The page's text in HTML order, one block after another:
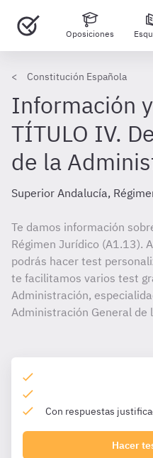
Oposiciones
Constitución Española
Información
TÍTULO IV.
de la
Superior Andalucía,
Te damos información
Régimen Jurídico (A1.13).
podrás hacer test
te facilitamos varios test
Administración,
Administración General de
Con respuestas
Hacer